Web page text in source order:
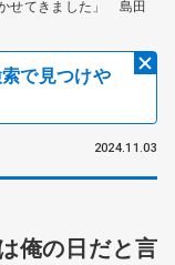
せてきました」 島田
で見つけや
2024.11.03
俺の日だと言